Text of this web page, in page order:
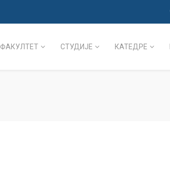
ФАКУЛТЕТ СТУДИЈЕ КАТЕДРЕ